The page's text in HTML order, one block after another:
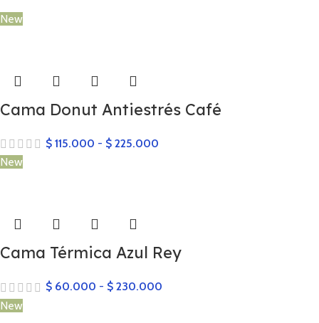
New
Cama Donut Antiestrés Café
$ 115.000 - $ 225.000
New
Cama Térmica Azul Rey
$ 60.000 - $ 230.000
New